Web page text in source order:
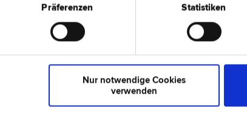
Präferenzen Statistiken
Nur notwendige Cookies
verwenden
leistungsorientierter Dienstleister, der für seine Mandanten
Tätigkeit erlaubt es mir, meinen Klienten ein
persönlichen Beratung von Mandanten und bei der Erstellung
und zukunftsfähige Regelung zu finden, die möglichst alle
Vertragsparteien bestmöglich absichert.
gegenüber Behörden und bei Verhandlungen mit den Anwälten
zur Durchsetzung der Interessen der eigenen
Zusammenarbeit mit unternehmerischen Mandanten gilt es